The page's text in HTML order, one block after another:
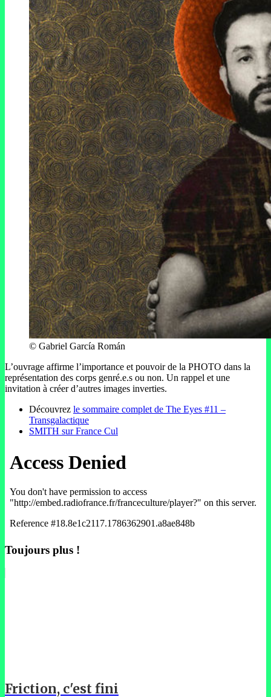
© Gabriel García Román
L’ouvrage affirme l’importance et pouvoir de la PHOTO dans la
représentation des corps genré.e.s ou non. Un rappel et une
invitation à créer d’autres images inverties.
Découvrez le sommaire complet de The Eyes #11 –
Transgalactique
SMITH sur France Cul
Toujours plus !
Friction, c'est fini